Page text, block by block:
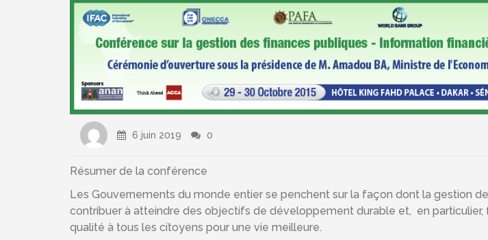
6 juin 2019 0
Résumer de la conférence
Les Gouvernements du monde entier se penchent sur la façon dont la gestion
contribuer à atteindre des objectifs de développement durable et, en particulier,
qualité à tous les citoyens pour une vie meilleure.